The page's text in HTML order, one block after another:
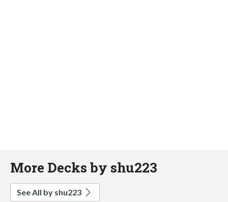
More Decks by shu223
See All by shu223